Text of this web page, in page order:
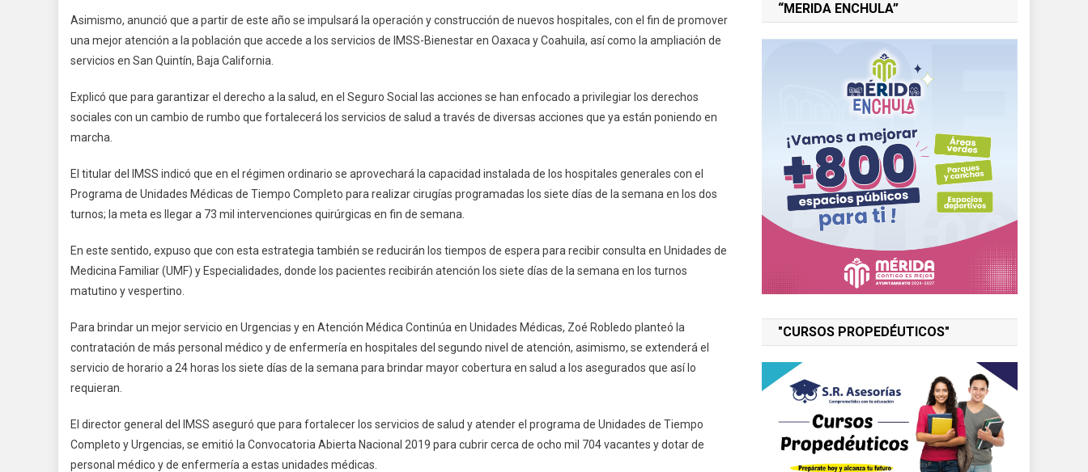
Zoé
Robledo
Asimismo, anunció que a partir de este año se impulsará la operación y construcción de nuevos hospitales, con el fin de promover
una mejor atención a la población que accede a los servicios de IMSS-Bienestar en Oaxaca y Coahuila, así como la ampliación de
servicios en San Quintín, Baja California.
Explicó que para garantizar el derecho a la salud, en el Seguro Social las acciones se han enfocado a privilegiar los derechos
sociales con un cambio de rumbo que fortalecerá los servicios de salud a través de diversas acciones que ya están poniendo en
marcha.
El titular del IMSS indicó que en el régimen ordinario se aprovechará la capacidad instalada de los hospitales generales con el
Programa de Unidades Médicas de Tiempo Completo para realizar cirugías programadas los siete días de la semana en los dos
turnos; la meta es llegar a 73 mil intervenciones quirúrgicas en fin de semana.
En este sentido, expuso que con esta estrategia también se reducirán los tiempos de espera para recibir consulta en Unidades de
Medicina Familiar (UMF) y Especialidades, donde los pacientes recibirán atención los siete días de la semana en los turnos
matutino y vespertino.
Para brindar un mejor servicio en Urgencias y en Atención Médica Continúa en Unidades Médicas, Zoé Robledo planteó la
contratación de más personal médico y de enfermería en hospitales del segundo nivel de atención, asimismo, se extenderá el
servicio de horario a 24 horas los siete días de la semana para brindar mayor cobertura en salud a los asegurados que así lo
requieran.
El director general del IMSS aseguró que para fortalecer los servicios de salud y atender el programa de Unidades de Tiempo
Completo y Urgencias, se emitió la Convocatoria Abierta Nacional 2019 para cubrir cerca de ocho mil 704 vacantes y dotar de
personal médico y de enfermería a estas unidades médicas.
“MERIDA ENCHULA”
"CURSOS PROPEDÉUTICOS"